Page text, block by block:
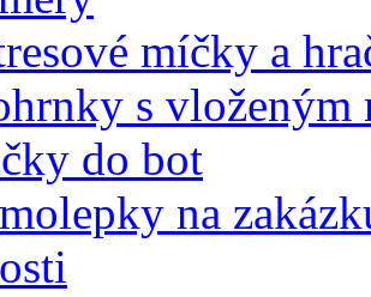
míčky a
s vloženým
do bot
na